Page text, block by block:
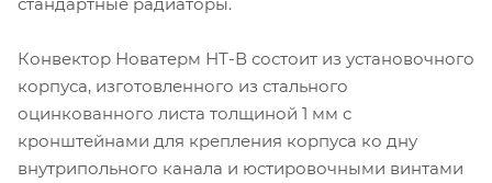
Конвектор Новатерм НТ-В состоит из установочного
корпуса, изготовленного из стального
оцинкованного листа толщиной 1 мм с
кронштейнами для крепления корпуса ко дну
внутрипольного канала и юстировочными винтами